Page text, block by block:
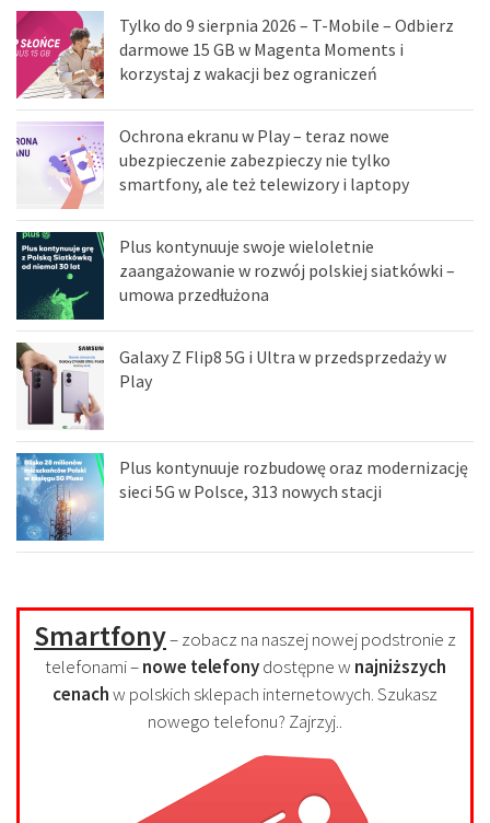
Tylko do 9 sierpnia 2026 – T-Mobile – Odbierz
darmowe 15 GB w Magenta Moments i
korzystaj z wakacji bez ograniczeń
Ochrona ekranu w Play – teraz nowe
ubezpieczenie zabezpieczy nie tylko
smartfony, ale też telewizory i laptopy
Plus kontynuuje swoje wieloletnie
zaangażowanie w rozwój polskiej siatkówki –
umowa przedłużona
Galaxy Z Flip8 5G i Ultra w przedsprzedaży w
Play
Plus kontynuuje rozbudowę oraz modernizację
sieci 5G w Polsce, 313 nowych stacji
Smartfony– zobacz na naszej nowej podstronie z
telefonami –nowe telefonydostępne w najniższych
cenachw polskich sklepach internetowych. Szukasz
nowego telefonu? Zajrzyj..